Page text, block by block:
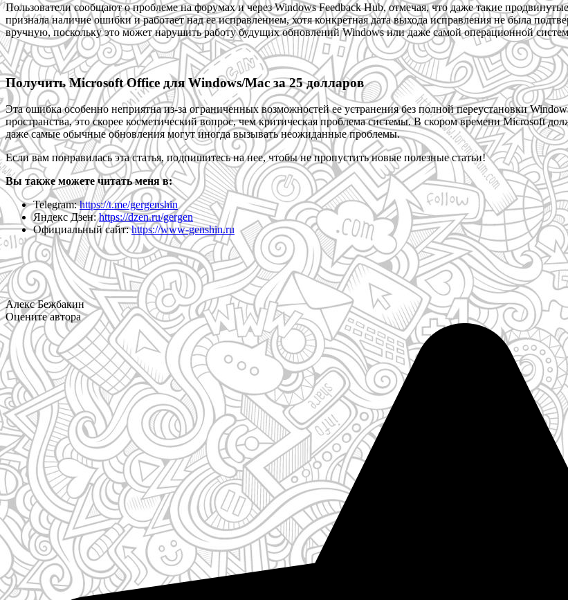
Пользователи сообщают о проблеме на форумах и через Windows Feedback Hub, отмечая, что даже такие
признала наличие ошибки и работает над ее исправлением, хотя конкретная дата выхода исправления не была
вручную, поскольку это может нарушить работу будущих обновлений Windows или даже самой операционной
Получить Microsoft Office для Windows/Mac за 25 долларов
Эта ошибка особенно неприятна из-за ограниченных возможностей ее устранения без полной переустановки
пространства, это скорее косметический вопрос, чем критическая проблема системы. В скором времени Microsoft
даже самые обычные обновления могут иногда вызывать неожиданные проблемы.
Если вам понравилась эта статья, подпишитесь на нее, чтобы не пропустить новые полезные статьи!
Вы также можете читать меня в:
Telegram:https://t.me/gergenshin
Яндекс Дзен:https://dzen.ru/gergen
Официальный сайт:https://www-genshin.ru
Алекс Бежбакин
Оцените автора